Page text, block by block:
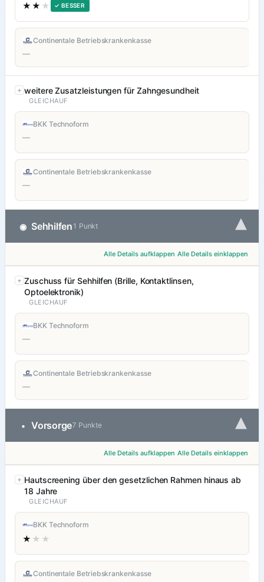
★★ ★ ✓ BESSER
Continentale Betriebskrankenkasse
—
weitere Zusatzleistungen für Zahngesundheit
GLEICHAUF
BKK Technoform
—
Continentale Betriebskrankenkasse
—
◉ Sehhilfen 1 Punkt ▾
Alle Details aufklappen Alle Details einklappen
Zuschuss für Sehhilfen (Brille, Kontaktlinsen,
Optoelektronik)
GLEICHAUF
BKK Technoform
—
Continentale Betriebskrankenkasse
—
• Vorsorge7 Punkte ▾
Alle Details aufklappen Alle Details einklappen
Hautscreening über den gesetzlichen Rahmen hinaus ab
18 Jahre
GLEICHAUF
BKK Technoform
★ ★★
Continentale Betriebskrankenkasse